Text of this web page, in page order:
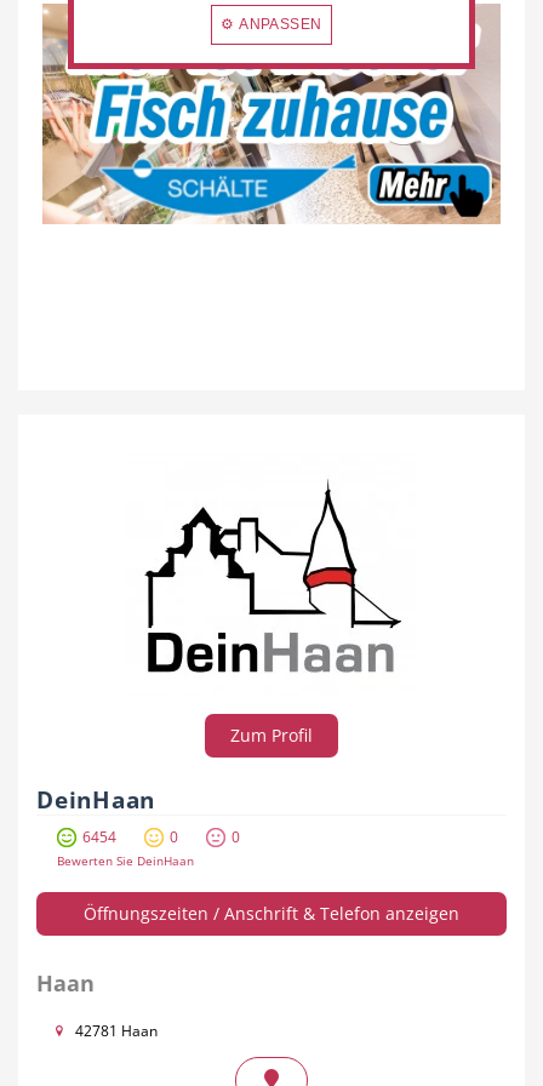
Zum Profil
DeinHaan
6454 0 0
Bewerten Sie DeinHaan
Öffnungszeiten / Anschrift & Telefon anzeigen
Haan
42781 Haan
⚙ ANPASSEN